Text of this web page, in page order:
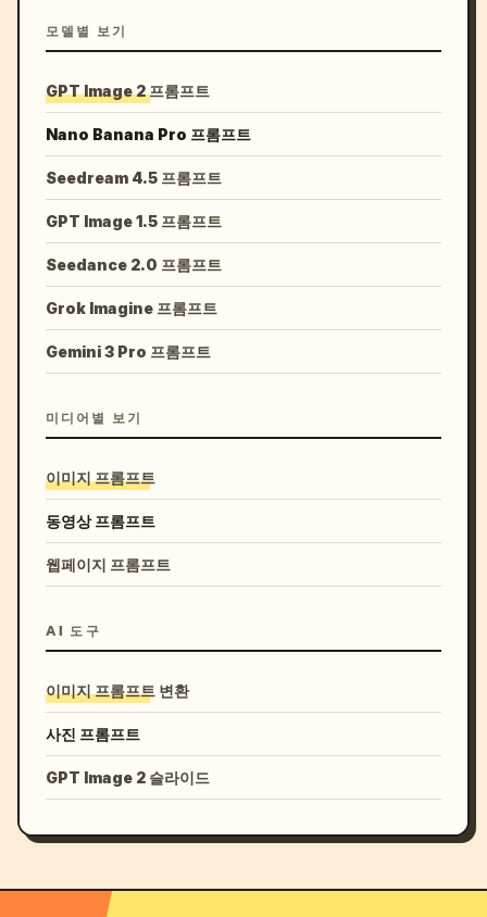
모델별 보기
GPT Image 2 프롬프트
Nano Banana Pro 프롬프트
Seedream 4.5 프롬프트
GPT Image 1.5 프롬프트
Seedance 2.0 프롬프트
Grok Imagine 프롬프트
Gemini 3 Pro 프롬프트
미디어별 보기
이미지 프롬프트
동영상 프롬프트
웹페이지 프롬프트
AI 도구
이미지 프롬프트 변환
사진 프롬프트
GPT Image 2 슬라이드